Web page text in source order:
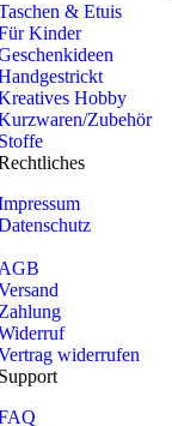
& Etuis
Kinder
Hobby
Zubehör
widerrufen